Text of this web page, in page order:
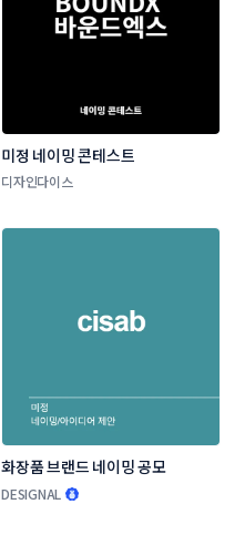
미정 네이밍 콘테스트
디자인다이스
화장품 브랜드 네이밍 공모
DESIGNAL